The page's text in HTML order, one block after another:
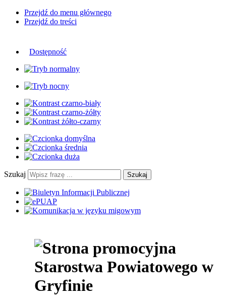
Przejdź do menu głównego
Przejdź do treści
Dostępność
Szukaj Szukaj